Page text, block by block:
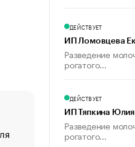
«От спорта тело
ДЕЙСТВУЕТ
ИП Ломовцева
Разведение
рогатого...
ДЕЙСТВУЕТ
ИП Тяпкина
Разведение
рогатого...